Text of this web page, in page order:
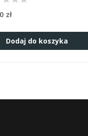
zł
Dodaj do koszyka